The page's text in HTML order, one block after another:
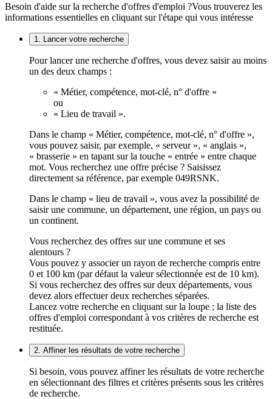
Besoin d'aide sur la recherche d'offres d'emploi ?Vous trouverez les
informations essentielles en cliquant sur l'étape qui vous intéresse
1. Lancer votre recherche
Pour lancer une recherche d'offres, vous devez saisir au moins
un des deux champs :
« Métier, compétence, mot-clé, n° d'offre »
ou
« Lieu de travail ».
Dans le champ « Métier, compétence, mot-clé, n° d'offre »,
vous pouvez saisir, par exemple, « serveur », « anglais »,
« brasserie » en tapant sur la touche « entrée » entre chaque
mot. Vous recherchez une offre précise ? Saisissez
directement sa référence, par exemple 049RSNK.
Dans le champ « lieu de travail », vous avez la possibilité de
saisir une commune, un département, une région, un pays ou
un continent.
Vous recherchez des offres sur une commune et ses
alentours ?
Vous pouvez y associer un rayon de recherche compris entre
0 et 100 km (par défaut la valeur sélectionnée est de 10 km).
Si vous recherchez des offres sur deux départements, vous
devez alors effectuer deux recherches séparées.
Lancez votre recherche en cliquant sur la loupe ; la liste des
offres d'emploi correspondant à vos critères de recherche est
restituée.
2. Affiner les résultats de votre recherche
Si besoin, vous pouvez affiner les résultats de votre recherche
en sélectionnant des filtres et critères présents sous les critères
de recherche.